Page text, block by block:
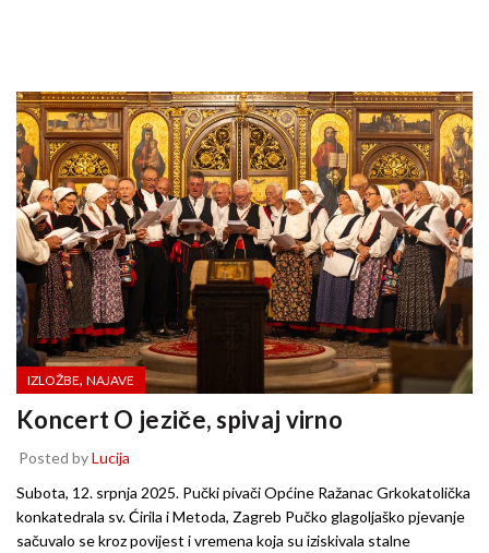
IZLOŽBE, NAJAVE
Koncert O jeziče, spivaj virno
Posted byLucija
Subota, 12. srpnja 2025. Pučki pivači Općine Ražanac Grkokatolička
konkatedrala sv. Ćirila i Metoda, Zagreb Pučko glagoljaško pjevanje
sačuvalo se kroz povijest i vremena koja su iziskivala stalne